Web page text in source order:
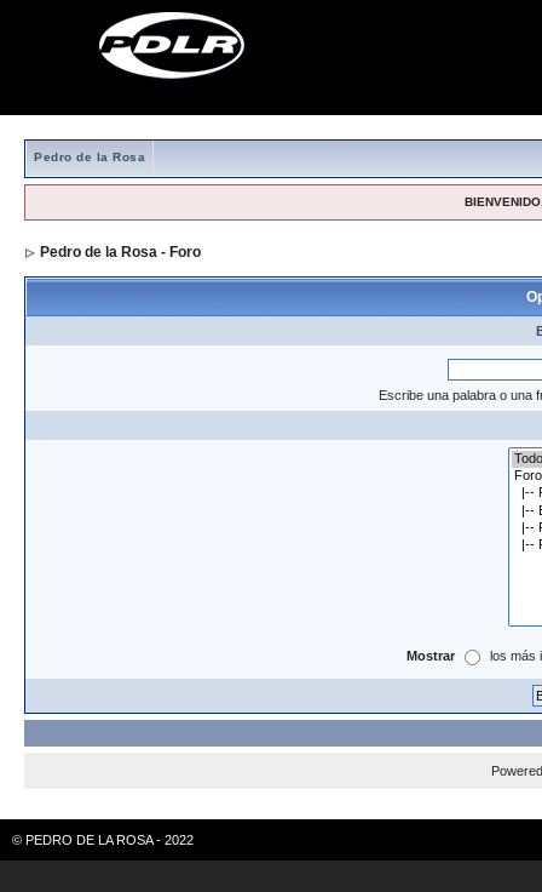
Pedro de la Rosa
Pedro de la Rosa - Foro
Escribe una palabra o una
Mostrar los más
© PEDRO DE LA ROSA - 2022